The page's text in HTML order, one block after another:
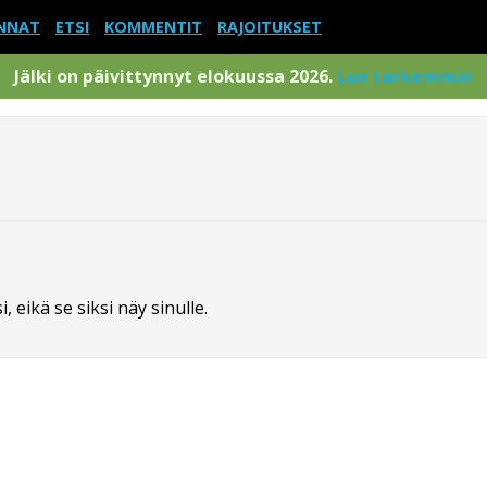
ETSI KOMMENTIT RAJOITUKSET
Jälki on päivittynnyt elokuussa 2026. Lue tarkemmin
eikä se siksi näy sinulle.